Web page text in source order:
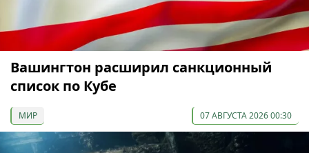
Вашингтон расширил санкционный
список по Кубе
МИР 07 АВГУСТА 2026 00:30